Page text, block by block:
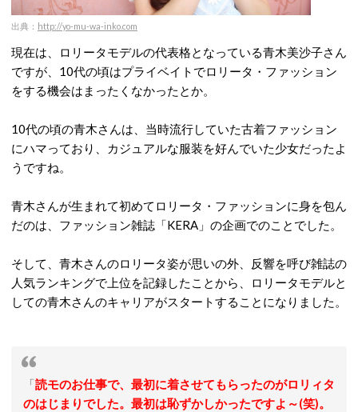
出典： http://yo-mu-wa-inko.com
現在は、ロリータモデルの代表格となっている青木美沙子さん
ですが、10代の頃はプライベイトでロリータ・ファッション
をする機会はまったくなかったとか。
10代の頃の青木さんは、当時流行していた古着ファッション
にハマっており、カジュアルな服装を好んでいた少女だったよ
うですね。
青木さんが生まれて初めてロリータ・ファッションに身を包ん
だのは、ファッション雑誌「KERA」の企画でのことでした。
そして、青木さんのロリータ姿が思いの外、反響を呼び雑誌の
人気ランキングで上位を記録したことから、ロリータモデルと
しての青木さんのキャリアがスタートすることになりました。
「読モのお仕事で、最初に着させてもらったのがロリィタ
のはじまりでした。最初は恥ずかしかったですよ～(笑)。